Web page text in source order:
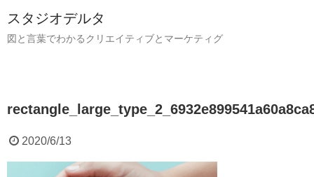
スタジオデルタ
図と言葉でわかるクリエイティブとマーケティグ
2020/6/13